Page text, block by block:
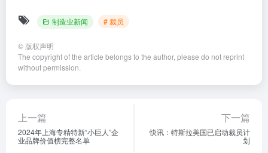
制造业新闻 # 裁员
© 版权声明
The copyright of the article belongs to the author, please do not reprint
without permission.
上一篇
2024年上海专精特新“小巨人”企
业品牌价值榜完整名单
下一篇
快讯：特斯拉美国已启动裁员计
划